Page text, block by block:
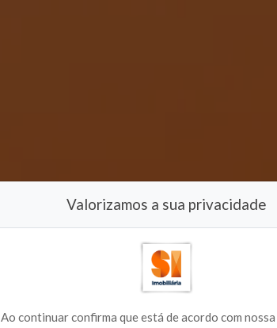
Valorizamos a sua privacidade
Ao continuar confirma que está de acordo com